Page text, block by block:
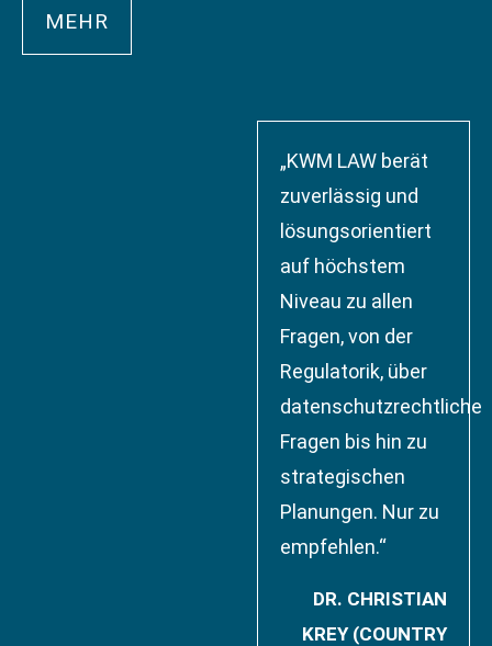
MEHR
„KWM LAW berät
zuverlässig und
lösungsorientiert
auf höchstem
Niveau zu allen
Fragen, von der
Regulatorik, über
datenschutzrechtliche
Fragen bis hin zu
strategischen
Planungen. Nur zu
empfehlen.“
DR. CHRISTIAN
KREY (COUNTRY